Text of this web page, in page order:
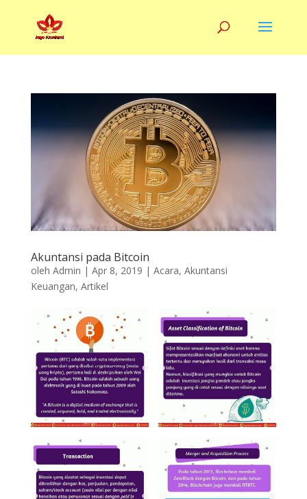
Akuntansi pada Bitcoin
oleh Admin | Apr 8, 2019 | Acara, Akuntansi
Keuangan, Artikel